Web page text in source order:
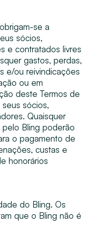
se a
sócios,
e contratados livres
gastos, perdas,
e/ou reivindicações
ou em
deste Termos de
sócios,
Quaisquer
Bling poderão
o pagamento de
custas e
honorários
do Bling​. Os
que o Bling não é